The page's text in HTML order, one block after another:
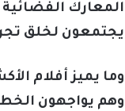
المعارك الفضائية
يجتمعون لخلق
وما يميز أفلام
وهم يواجهون